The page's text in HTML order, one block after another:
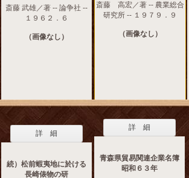
斎藤 武雄／著 -- 論争社 --
１９６２．６
（画像なし）
斎藤 高宏／著 -- 農業総合
研究所 -- １９７９．９
（画像なし）
詳 細
続）松前蝦夷地に於ける
長崎俵物の研
詳 細
青森県貿易関連企業名簿
昭和６３年